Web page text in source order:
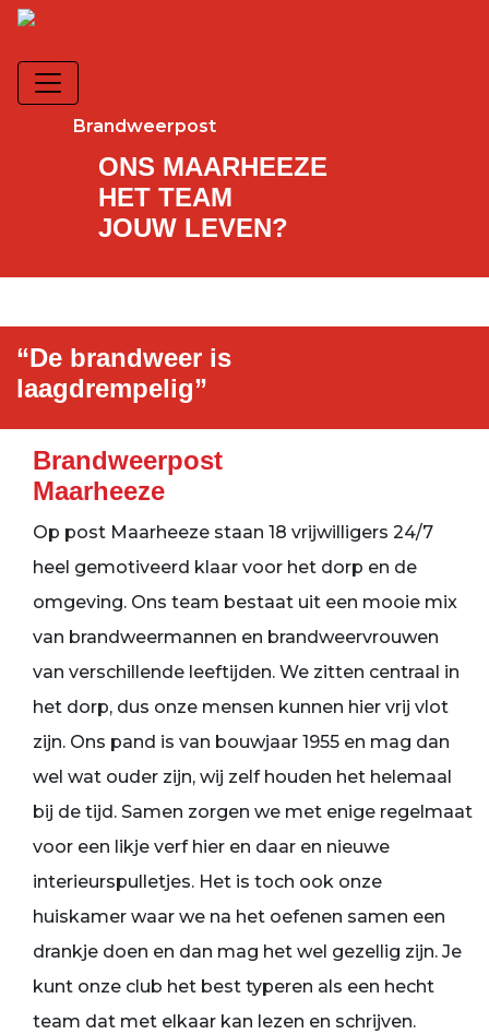
Brandweerpost
ONS MAARHEEZE
HET TEAM
JOUW LEVEN?
“De brandweer is
laagdrempelig”
Brandweerpost
Maarheeze
Op post Maarheeze staan 18 vrijwilligers 24/7
heel gemotiveerd klaar voor het dorp en de
omgeving. Ons team bestaat uit een mooie mix
van brandweermannen en brandweervrouwen
van verschillende leeftijden. We zitten centraal in
het dorp, dus onze mensen kunnen hier vrij vlot
zijn. Ons pand is van bouwjaar 1955 en mag dan
wel wat ouder zijn, wij zelf houden het helemaal
bij de tijd. Samen zorgen we met enige regelmaat
voor een likje verf hier en daar en nieuwe
interieurspulletjes. Het is toch ook onze
huiskamer waar we na het oefenen samen een
drankje doen en dan mag het wel gezellig zijn. Je
kunt onze club het best typeren als een hecht
team dat met elkaar kan lezen en schrijven.